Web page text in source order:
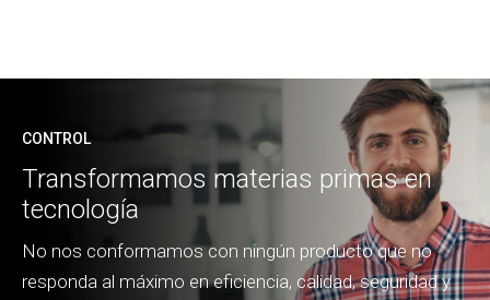
CONTROL
Transformamos materias primas en
tecnología
No nos conformamos con ningún producto que no
responda al máximo en eficiencia, calidad, seguridad y